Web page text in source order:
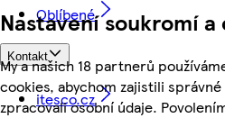
Nastavení soukromí a
My a našich 18 partnerů
cookies, abychom zajistili
zpracovali osobní údaje.
Oblíbené
Kontakt
itesco.cz